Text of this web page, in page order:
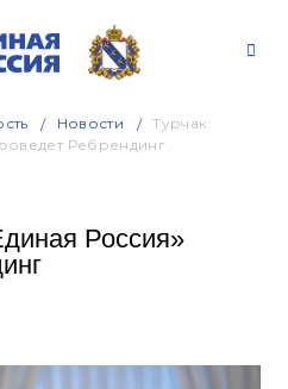
Новости
Турчак:
Ребрендинг
Россия»